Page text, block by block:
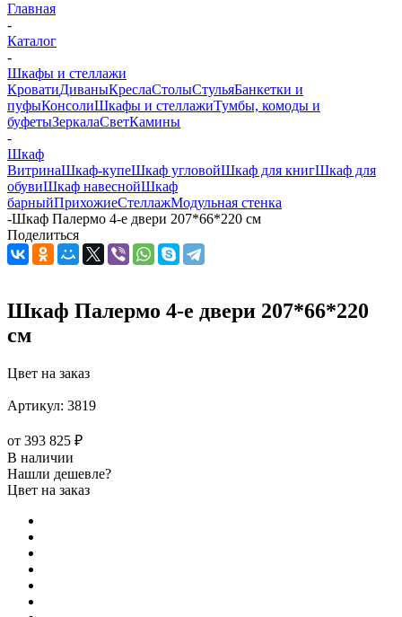
Главная
-
Каталог
-
Шкафы и стеллажи
КроватиДиваныКреслаСтолыСтульяБанкетки и
пуфыКонсолиШкафы и стеллажиТумбы, комоды и
буфетыЗеркалаСветКамины
-
Шкаф
ВитринаШкаф-купеШкаф угловойШкаф для книгШкаф для
обувиШкаф навеснойШкаф
барныйПрихожиеСтеллажМодульная стенка
-Шкаф Палермо 4-е двери 207*66*220 см
Поделиться
Шкаф Палермо 4-е двери 207*66*220
см
Цвет на заказ
Артикул: 3819
от 393 825 ₽
В наличии
Нашли дешевле?
Цвет на заказ